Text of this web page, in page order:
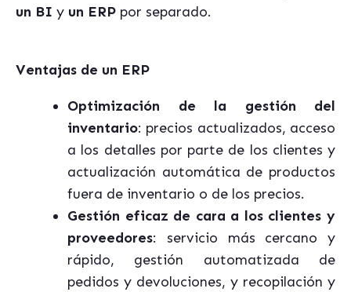
un BI y un ERP por separado.
Ventajas de un ERP
Optimización de la gestión del
inventario: precios actualizados, acceso
a los detalles por parte de los clientes y
actualización automática de productos
fuera de inventario o de los precios.
Gestión eficaz de cara a los clientes y
proveedores: servicio más cercano y
rápido, gestión automatizada de
pedidos y devoluciones, y recopilación y